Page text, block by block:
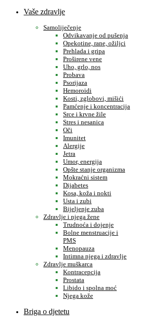
Vaše zdravlje
Samoliječenje
Odvikavanje od pušenja
Opekotine, rane, ožiljci
Prehlada i gripa
Proširene vene
Uho, grlo, nos
Probava
Psorijaza
Hemoroidi
Kosti, zglobovi, mišići
Pamćenje i koncentracija
Srce i krvne žile
Stres i nesanica
Oči
Imunitet
Alergije
Jetra
Umor, energija
Opšte stanje organizma
Mokraćni sistem
Dijabetes
Kosa, koža i nokti
Usta i zubi
Bijeljenje zuba
Zdravlje i njega žene
Trudnoća i dojenje
Bolne menstruacije i
PMS
Menopauza
Intimna njega i zdravlje
Zdravlje muškarca
Kontracepcija
Prostata
Libido i spolna moć
Njega kože
Briga o djetetu